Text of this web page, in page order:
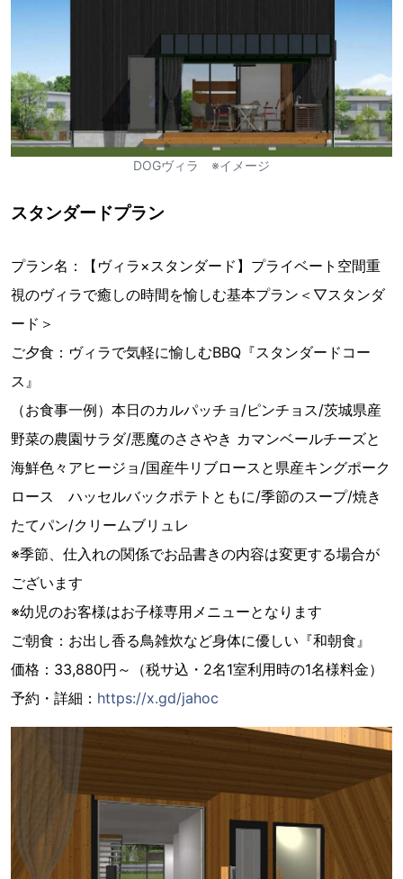
DOGヴィラ ※イメージ
スタンダードプラン
プラン名：【ヴィラ×スタンダード】プライベート空間重
視のヴィラで癒しの時間を愉しむ基本プラン＜▽スタンダ
ード＞
ご夕食：ヴィラで気軽に愉しむBBQ『スタンダードコー
ス』
（お食事一例）本日のカルパッチョ/ピンチョス/茨城県産
野菜の農園サラダ/悪魔のささやき カマンベールチーズと
海鮮色々アヒージョ/国産牛リブロースと県産キングポーク
ロース ハッセルバックポテトともに/季節のスープ/焼き
たてパン/クリームブリュレ
※季節、仕入れの関係でお品書きの内容は変更する場合が
ございます
※幼児のお客様はお子様専用メニューとなります
ご朝食：お出し香る鳥雑炊など身体に優しい『和朝食』
価格：33,880円～（税サ込・2名1室利用時の1名様料金）
予約・詳細： https://x.gd/jahoc